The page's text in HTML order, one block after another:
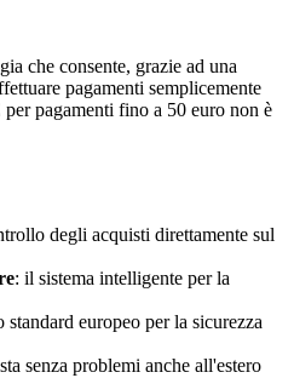
che consente, grazie ad una
pagamenti semplicemente
pagamenti fino a 50 euro non è
degli acquisti direttamente sul
: il sistema intelligente per la
standard europeo per la sicurezza
senza problemi anche all'estero